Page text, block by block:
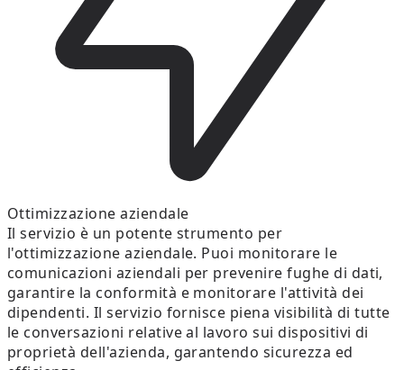
Ottimizzazione aziendale
Il servizio è un potente strumento per
l'ottimizzazione aziendale. Puoi monitorare le
comunicazioni aziendali per prevenire fughe di dati,
garantire la conformità e monitorare l'attività dei
dipendenti. Il servizio fornisce piena visibilità di tutte
le conversazioni relative al lavoro sui dispositivi di
proprietà dell'azienda, garantendo sicurezza ed